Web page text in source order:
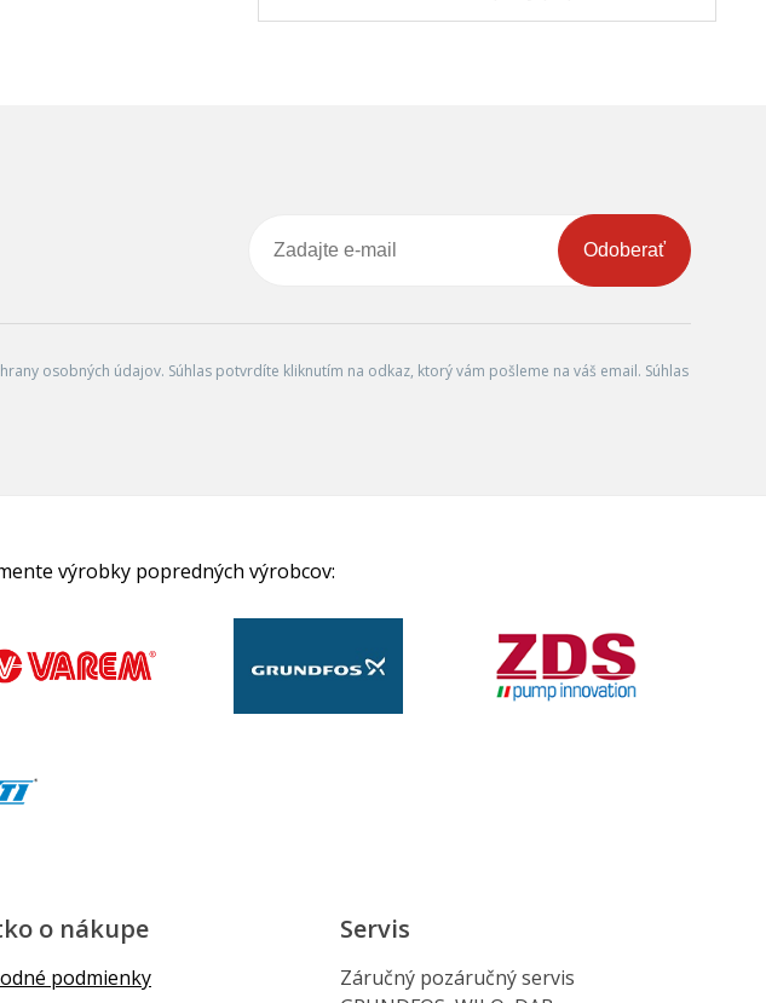
Odoberať
osobných údajov. Súhlas potvrdíte kliknutím na odkaz, ktorý vám pošleme na váš email. Súhlas
výrobky popredných výrobcov:
o nákupe
podmienky
Servis
Záručný pozáručný servis